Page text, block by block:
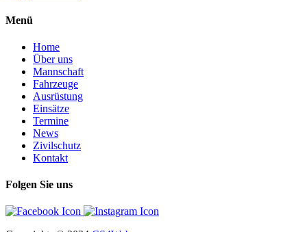
Menü
Home
Über uns
Mannschaft
Fahrzeuge
Ausrüstung
Einsätze
Termine
News
Zivilschutz
Kontakt
Folgen Sie uns